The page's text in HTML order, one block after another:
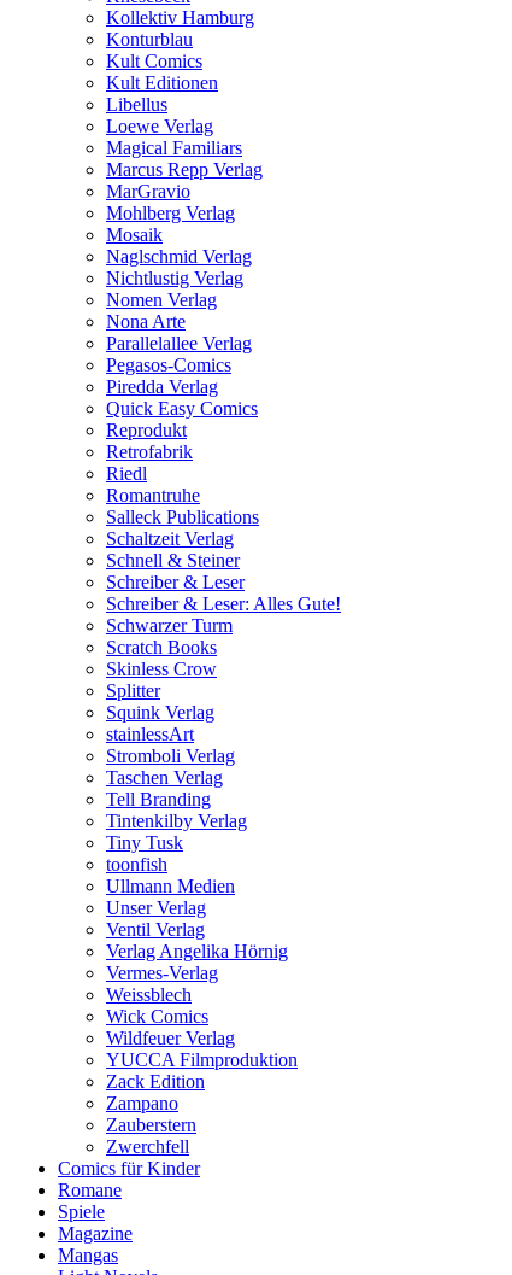
Kollektiv Hamburg
Konturblau
Kult Comics
Kult Editionen
Libellus
Loewe Verlag
Magical Familiars
Marcus Repp Verlag
MarGravio
Mohlberg Verlag
Mosaik
Naglschmid Verlag
Nichtlustig Verlag
Nomen Verlag
Nona Arte
Parallelallee Verlag
Pegasos-Comics
Piredda Verlag
Quick Easy Comics
Reprodukt
Retrofabrik
Riedl
Romantruhe
Salleck Publications
Schaltzeit Verlag
Schnell & Steiner
Schreiber & Leser
Schreiber & Leser: Alles Gute!
Schwarzer Turm
Scratch Books
Skinless Crow
Splitter
Squink Verlag
stainlessArt
Stromboli Verlag
Taschen Verlag
Tell Branding
Tintenkilby Verlag
Tiny Tusk
toonfish
Ullmann Medien
Unser Verlag
Ventil Verlag
Verlag Angelika Hörnig
Vermes-Verlag
Weissblech
Wick Comics
Wildfeuer Verlag
YUCCA Filmproduktion
Zack Edition
Zampano
Zauberstern
Zwerchfell
Comics für Kinder
Romane
Spiele
Magazine
Mangas